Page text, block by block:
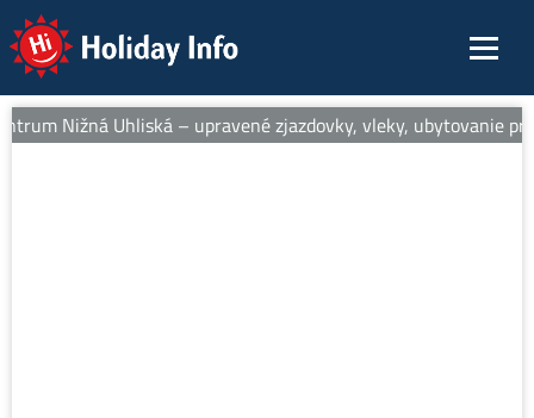
Holiday Info
Nižná Uhliská – upravené zjazdovky, vleky, ubytovanie